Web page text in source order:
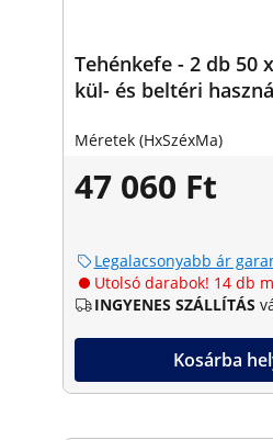
Tehénkefe - 2 db 50
kül- és beltéri
Méretek (HxSzéxMa)
47 060 Ft
Legalacsonyabb ár
Utolsó darabok! 14 db
INGYENES SZÁLLÍTÁS
Kosárba